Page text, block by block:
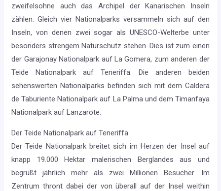
zweifelsohne auch das Archipel der Kanarischen Inseln
zählen. Gleich vier Nationalparks versammeln sich auf den
Inseln, von denen zwei sogar als UNESCO-Welterbe unter
besonders strengem Naturschutz stehen. Dies ist zum einen
der Garajonay Nationalpark auf La Gomera, zum anderen der
Teide Nationalpark auf Teneriffa. Die anderen beiden
sehenswerten Nationalparks befinden sich mit dem Caldera
de Taburiente Nationalpark auf La Palma und dem Timanfaya
Nationalpark auf Lanzarote.
Der Teide Nationalpark auf Teneriffa
Der Teide Nationalpark breitet sich im Herzen der Insel auf
knapp 19.000 Hektar malerischen Berglandes aus und
begrüßt jährlich mehr als zwei Millionen Besucher. Im
Zentrum thront dabei der von überall auf der Insel weithin